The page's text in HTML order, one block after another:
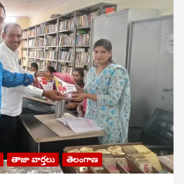
తాజా వార్తలు తెలంగాణ